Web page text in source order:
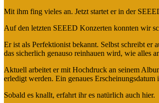
Mit ihm fing vieles an. Jetzt startet er in der
Auf den letzten SEEED Konzerten konnten wir
Er ist als Perfektionist bekannt. Selbst schreibt er
das sicherlich genauso reinhauen wird, wie alles
Aktuell arbeitet er mit Hochdruck an seinem
erledigt werden. Ein genaues
Sobald es knallt, erfahrt ihr es natürlich auch hier.